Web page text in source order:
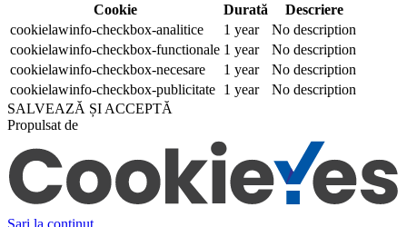
Cookie
Durată
Descriere
cookielawinfo-checkbox-analitice
1 year
No description
cookielawinfo-checkbox-functionale 1 year
No description
cookielawinfo-checkbox-necesare
1 year
No description
cookielawinfo-checkbox-publicitate 1 year
No description
SALVEAZĂ ȘI ACCEPTĂ
Propulsat de
Sari la conținut